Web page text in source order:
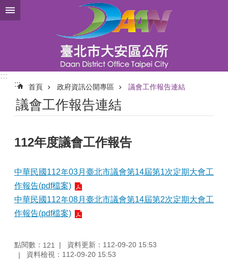
跳到主要內容區塊
:::
:::
首頁 政府資訊公開專區 議會工作報告連結
議會工作報告連結
112年度議會工作報告
中華民國112年03月臺北市議會第14屆第1次定期大會工
作報告(pdf檔案)
中華民國112年08月臺北市議會第14屆第2次定期大會工
作報告(pdf檔案)
點閱數： 121
資料更新：112-09-20 15:53
資料檢視：112-09-20 15:53